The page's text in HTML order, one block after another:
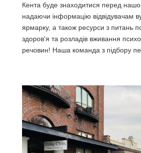
Кента буде знаходитися перед
надаючи інформацію відвідувачам
ярмарку, а також ресурси з питань
здоров'я та розладів вживання
речовин! Наша команда з підбору